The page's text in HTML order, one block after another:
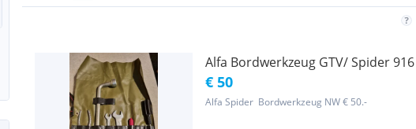
Alfa Bordwerkzeug GTV/ Spider 916
€ 50
Alfa Spider Bordwerkzeug NW € 50.-